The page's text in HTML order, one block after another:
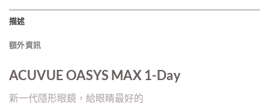
描述
額外資訊
ACUVUE OASYS MAX 1-Day
新一代隱形眼鏡，給眼睛最好的